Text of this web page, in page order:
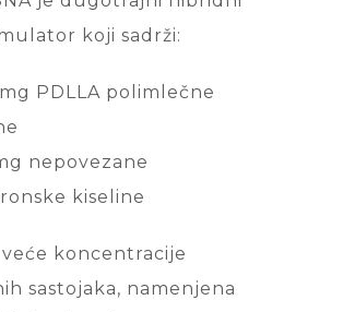
koji sadrži:
PDLLA polimlečne
nepovezane
kiseline
koncentracije
sastojaka, namenjena